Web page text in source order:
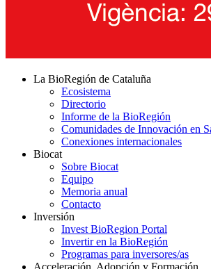
La BioRegión de Cataluña
Ecosistema
Directorio
Informe de la BioRegión
Comunidades de Innovación en
Conexiones internacionales
Biocat
Sobre Biocat
Equipo
Memoria anual
Contacto
Inversión
Invest BioRegion Portal
Invertir en la BioRegión
Programas para inversores/as
Acceleración, Adopción y Formación